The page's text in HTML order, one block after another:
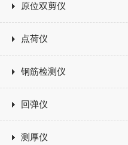
原位双剪仪
点荷仪
钢筋检测仪
回弹仪
测厚仪